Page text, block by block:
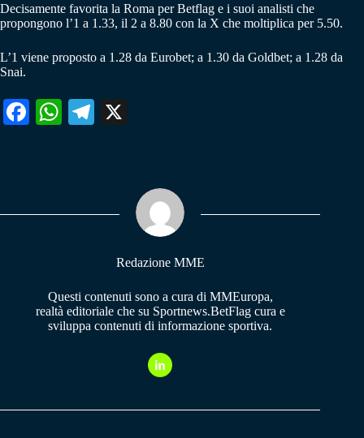
Decisamente favorita la Roma per Betflag e i suoi analisti che
propongono l’1 a 1.33, il 2 a 8.80 con la X che moltiplica per 5.50.
L’1 viene proposto a 1.28 da Eurobet; a 1.30 da Goldbet; a 1.28 da
Snai.
Fa W
pp
Te
m
Redazione MME
Questi contenuti sono a cura di MMEuropa,
realtà editoriale che su Sportnews.BetFlag cura e
sviluppa contenuti di informazione sportiva.